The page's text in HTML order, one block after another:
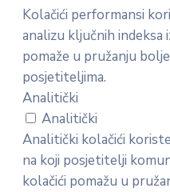
Kolačići performansi
analizu ključnih
pomaže u pružanju
posjetiteljima.
Analitički
Analitički
Analitički kolačići
na koji posjetitelji
kolačići pomažu u